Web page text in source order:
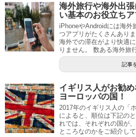
海外旅行や海外出
い基本のお役立ちア
iPhoneやAndroidには海外
つアプリがたくさんあり
海外での滞在がより快適
りません。 数ある海外旅
記事
イギリス人がお勧
ヨーロッパの国！
2017年のイギリス人の「
によると、順位は下記の
れでは、それぞれの国が
ところなのかをご紹介し